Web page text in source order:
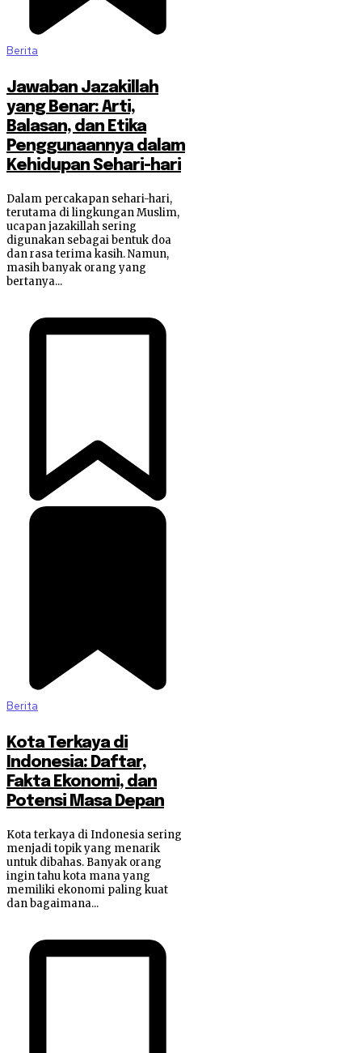
Berita
Jawaban Jazakillah
yang Benar: Arti,
Balasan, dan Etika
Penggunaannya dalam
Kehidupan Sehari-hari
Dalam percakapan sehari-hari,
terutama di lingkungan Muslim,
ucapan jazakillah sering
digunakan sebagai bentuk doa
dan rasa terima kasih. Namun,
masih banyak orang yang
bertanya...
Berita
Kota Terkaya di
Indonesia: Daftar,
Fakta Ekonomi, dan
Potensi Masa Depan
Kota terkaya di Indonesia sering
menjadi topik yang menarik
untuk dibahas. Banyak orang
ingin tahu kota mana yang
memiliki ekonomi paling kuat
dan bagaimana...